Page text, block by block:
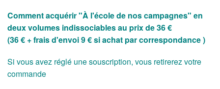
Comment acquérir "À l'école de nos campagnes" en
deux volumes indissociables au prix de 36 €
(36 € + frais d'envoi 9 € si achat par correspondance )
Si vous avez réglé une souscription, vous retirerez votre
commande